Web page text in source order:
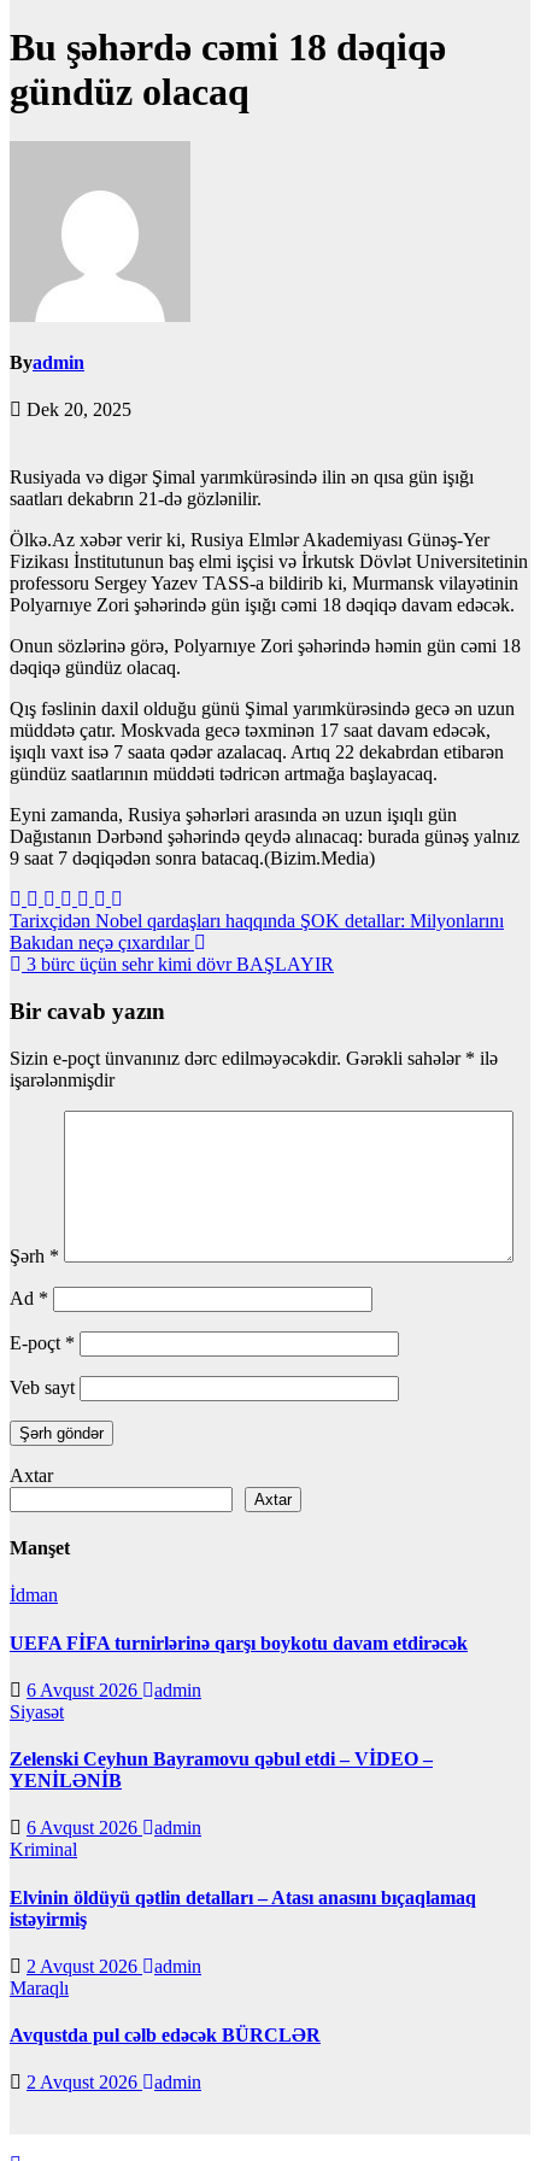
Bu şəhərdə cəmi 18 dəqiqə
gündüz olacaq
Byadmin
Dek 20, 2025
Rusiyada və digər Şimal yarımkürəsində ilin ən qısa gün işığı
saatları dekabrın 21-də gözlənilir.
Ölkə.Az xəbər verir ki, Rusiya Elmlər Akademiyası Günəş-Yer
Fizikası İnstitutunun baş elmi işçisi və İrkutsk Dövlət Universitetinin
professoru Sergey Yazev TASS-a bildirib ki, Murmansk vilayətinin
Polyarnıye Zori şəhərində gün işığı cəmi 18 dəqiqə davam edəcək.
Onun sözlərinə görə, Polyarnıye Zori şəhərində həmin gün cəmi 18
dəqiqə gündüz olacaq.
Qış fəslinin daxil olduğu günü Şimal yarımkürəsində gecə ən uzun
müddətə çatır. Moskvada gecə təxminən 17 saat davam edəcək,
işıqlı vaxt isə 7 saata qədər azalacaq. Artıq 22 dekabrdan etibarən
gündüz saatlarının müddəti tədricən artmağa başlayacaq.
Eyni zamanda, Rusiya şəhərləri arasında ən uzun işıqlı gün
Dağıstanın Dərbənd şəhərində qeydə alınacaq: burada günəş yalnız
9 saat 7 dəqiqədən sonra batacaq.(Bizim.Media)
Yazı
naviqasiyası
Tarixçidən Nobel qardaşları haqqında ŞOK detallar: Milyonlarını
Bakıdan neçə çıxardılar
3 bürc üçün sehr kimi dövr BAŞLAYIR
Bir cavab yazın
Sizin e-poçt ünvanınız dərc edilməyəcəkdir. Gərəkli sahələr * ilə
işarələnmişdir
Şərh *
Ad *
E-poçt *
Veb sayt
Axtar
Axtar
Manşet
İdman
UEFA FİFA turnirlərinə qarşı boykotu davam etdirəcək
6 Avqust 2026
admin
Siyasət
Zelenski Ceyhun Bayramovu qəbul etdi – VİDEO –
YENİLƏNİB
6 Avqust 2026
admin
Kriminal
Elvinin öldüyü qətlin detalları – Atası anasını bıçaqlamaq
istəyirmiş
2 Avqust 2026
admin
Maraqlı
Avqustda pul cəlb edəcək BÜRCLƏR
2 Avqust 2026 admin